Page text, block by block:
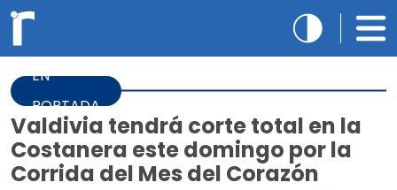
EN
PORTADA
Valdivia tendrá corte total en la
Costanera este domingo por la
Corrida del Mes del Corazón